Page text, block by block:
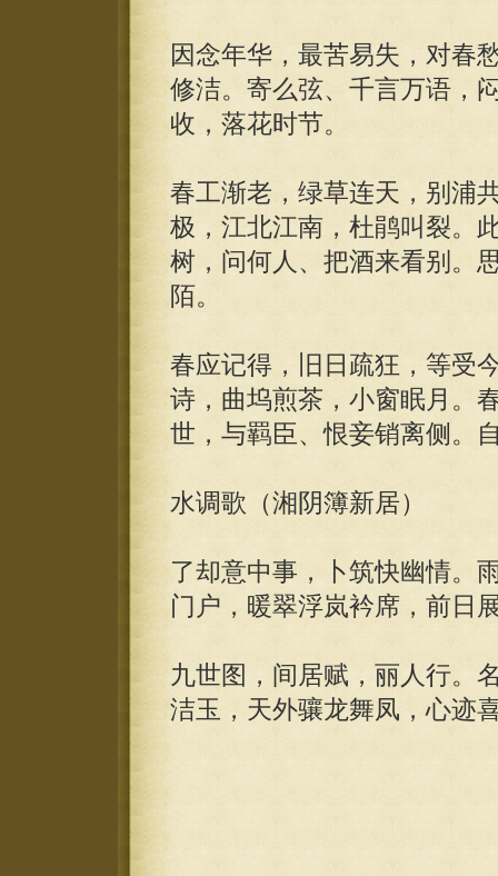
因念年华，最苦易失，对春
修洁。寄么弦、千言万语，
收，落花时节。
春工渐老，绿草连天，别浦
极，江北江南，杜鹃叫裂。
树，问何人、把酒来看别。
陌。
春应记得，旧日疏狂，等受
诗，曲坞煎茶，小窗眠月。
世，与羁臣、恨妾销离侧。
水调歌（湘阴簿新居）
了却意中事，卜筑快幽情。
门户，暖翠浮岚衿席，前日
九世图，间居赋，丽人行。
洁玉，天外骧龙舞凤，心迹